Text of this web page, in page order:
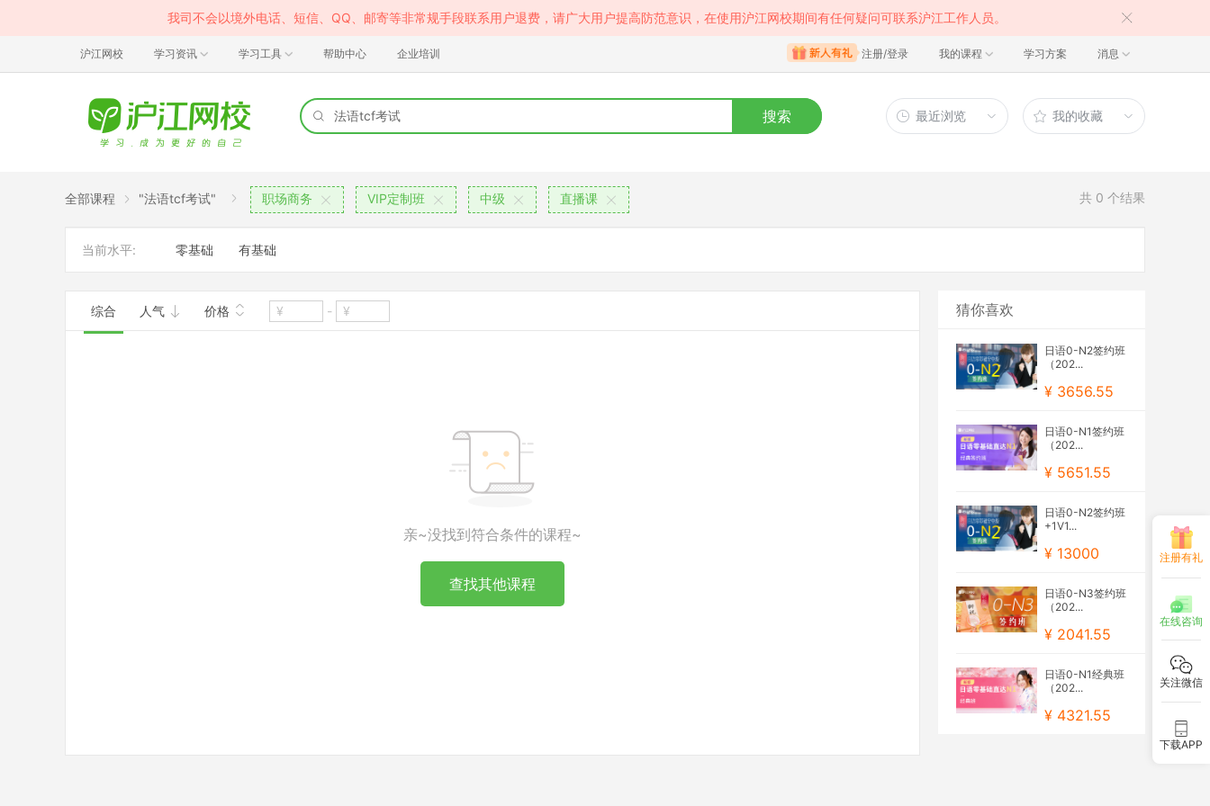
我司不会以境外电话、短信、QQ、邮寄等非常规手段联系用户退费，请广大用户提高防范意识，在使用沪江网校期间有任何疑问可联系沪江工作人员。
沪江网校 学习资讯 学习工具 帮助中心 企业培训 注册/登录 我的课程 学习方案 消息
搜索 最近浏览 我的收藏
全部课程 "法语tcf考试" 职场商务 VIP定制班 中级 直播课 共 0 个结果
当前水平: 零基础 有基础
综合 人气 价格 -
亲~没找到符合条件的课程~
查找其他课程
猜你喜欢
日语0-N2签约班
（202...
¥ 3656.55
日语0-N1签约班
（202...
¥ 5651.55
日语0-N2签约班
+1V1...
¥ 13000
日语0-N3签约班
（202...
¥ 2041.55
日语0-N1经典班
（202...
¥ 4321.55
注册有礼
在线咨询
关注微信
下载APP